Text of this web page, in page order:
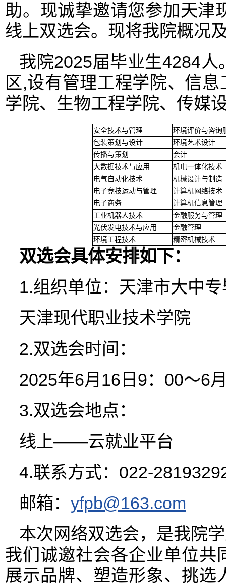
助。现诚挚邀请您参加天津
线上双选会。现将我院概况
我院2025届毕业生4284
区,设有管理工程学院、信
学院、生物工程学院、传媒
安全技术与管理
环境评价与咨询
包装策划与设计
环境艺术设计
传播与策划
会计
大数据技术与应用
机电一体化技术
电气自动化技术
机械设计与制造
电子竞技运动与管理
计算机网络技术
电子商务
计算机信息管理
工业机器人技术
金融服务与管理
光伏发电技术与应用
金融管理
环境工程技术
精密机械技术
双选会具体安排如下：
1.组织单位：天津市大中
天津现代职业技术学院
2.双选会时间：
2025年6月16日9：00～6
3.双选会地点：
线上——云就业平台
4.联系方式：022-
邮箱： yfpb@163.com
本次网络双选会，是我院
我们诚邀社会各企业单位共
展示品牌、塑造形象、挑